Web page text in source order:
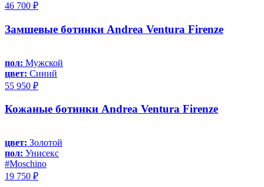
46 700 ₽
Замшевые ботинки Andrea Ventura Firenze
пол: Мужской
цвет: Синий
55 950 ₽
Кожаные ботинки Andrea Ventura Firenze
цвет: Золотой
пол: Унисекс
#Moschino
19 750 ₽